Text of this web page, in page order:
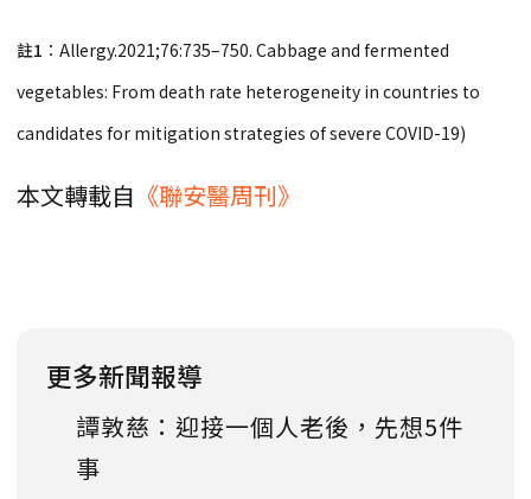
註1︰ Allergy.2021;76:735–750. Cabbage and fermented
vegetables: From death rate heterogeneity in countries to
candidates for mitigation strategies of severe COVID-19)
本文轉載自 《聯安醫周刊》
更多新聞報導
譚敦慈：迎接一個人老後，先想5件
事